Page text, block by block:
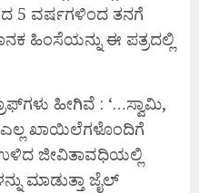
5 ವರ್ಷಗಳಿಂದ ತನಗೆ
ಹಿಂಸೆಯನ್ನು ಈ ಪತ್ರದಲ್ಲಿ
ಹೀಗಿವೆ : ‘…ಸ್ವಾಮಿ,
ಎಲ್ಲ ಖಾಯಿಲೆಗಳೊಂದಿಗೆ
ಜೀವಿತಾವಧಿಯಲ್ಲಿ
ಮಾಡುತ್ತಾ ಜೈಲ್